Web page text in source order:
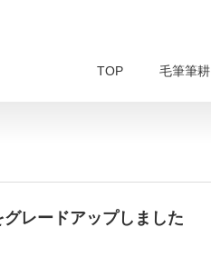
TOP 毛筆筆耕
レードアップしました